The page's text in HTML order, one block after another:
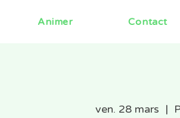
Animer Contact
ven. 28 mars
  |